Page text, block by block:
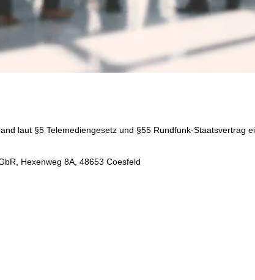
laut §5 Telemediengesetz und §55 Rundfunk-Staatsvertrag
Hexenweg 8A, 48653 Coesfeld